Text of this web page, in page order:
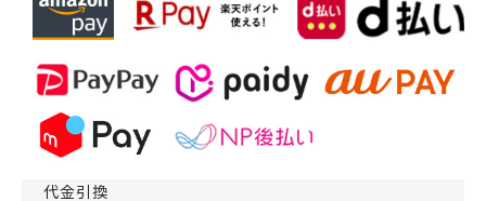
代金引換